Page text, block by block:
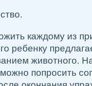
каждому из
ребенку
животного.
попросить